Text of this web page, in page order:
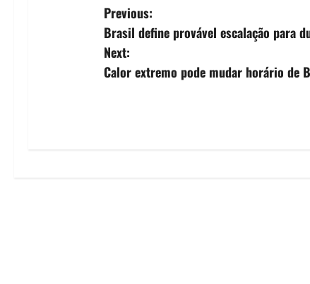
P
o
s
Previous:
Brasil define provável escalação para
Next:
Calor extremo pode mudar horário de